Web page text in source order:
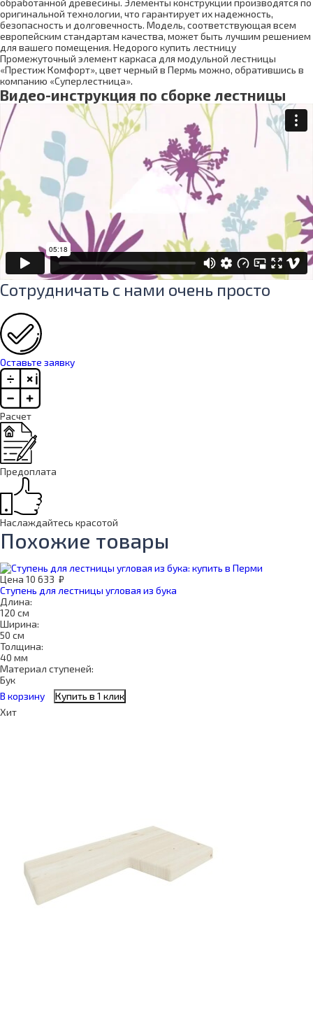
обработанной древесины. Элементы конструкции производятся по
оригинальной технологии, что гарантирует их надежность,
безопасность и долговечность. Модель, соответствующая всем
европейским стандартам качества, может быть лучшим решением
для вашего помещения. Недорого купить лестницу
Промежуточный элемент каркаса для модульной лестницы
«Престиж Комфорт», цвет черный в Пермь можно, обратившись в
компанию «Суперлестница».
Видео-инструкция по сборке лестницы
Сотрудничать с нами очень просто
Оставьте заявку
Расчет
Предоплата
Наслаждайтесь красотой
Похожие товары
Цена 10 633 ₽
Ступень для лестницы угловая из бука
Длина:
120 см
Ширина:
50 см
Толщина:
40 мм
Материал ступеней:
Бук
В корзину
Купить в 1 клик
Хит